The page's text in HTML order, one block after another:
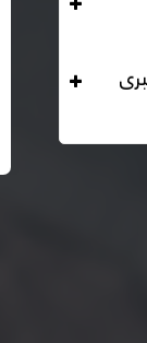
خام لايقل عن 16% دهن خام لا
خام لا تزيد عن 2.24% طاقة ممثلة